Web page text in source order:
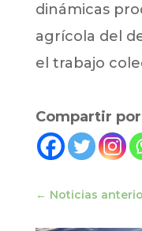
dinámicas
agrícola del
el trabajo
Compartir
← Noticias